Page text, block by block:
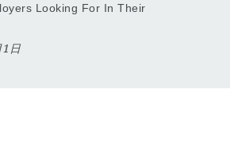
Looking For In Their
1日